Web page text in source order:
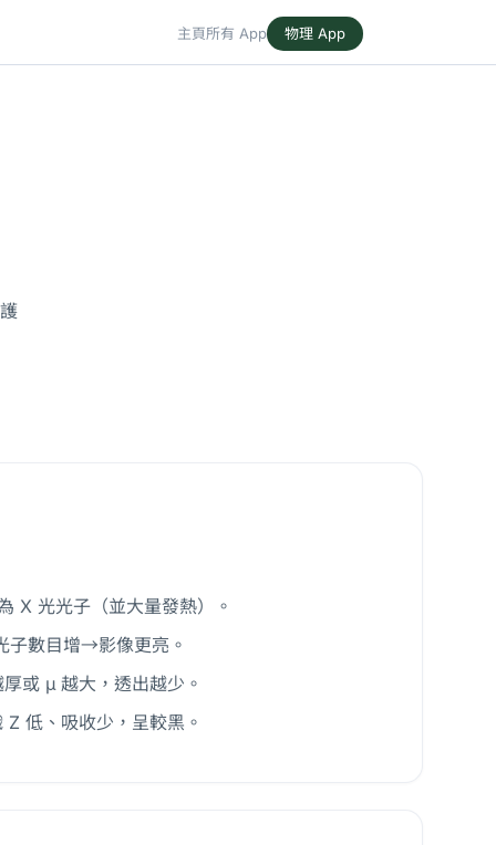
主頁所有 App 物理 App
X 光光子（並大量發熱）。
數目增→影像更亮。
或 μ 越大，透出越少。
低、吸收少，呈較黑。